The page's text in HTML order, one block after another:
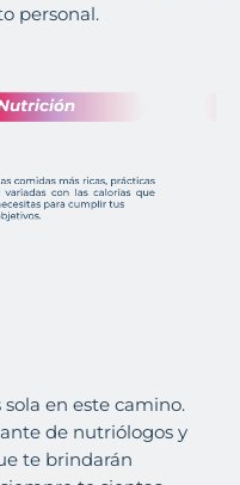
personal.
sola en este camino.
de nutriólogos y
te brindarán